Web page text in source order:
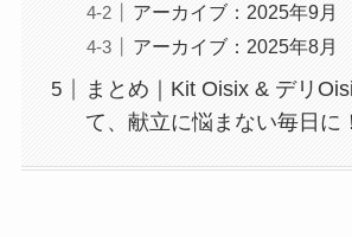
アーカイブ：2025年9月
アーカイブ：2025年8月
まとめ｜Kit Oisix & デリ
て、献立に悩まない毎日に！